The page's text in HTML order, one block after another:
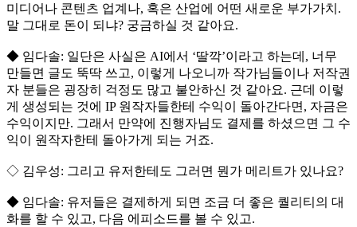
미디어나 콘텐츠 업계나, 혹은 산업에 어떤 새로운 부가가치.
말 그대로 돈이 되냐? 궁금하실 것 같아요.
◆ 임다솔: 일단은 사실은 AI에서 ‘딸깍’이라고 하는데, 너무
만들면 글도 뚝딱 쓰고, 이렇게 나오니까 작가님들이나 저작권
자 분들은 굉장히 걱정도 많고 불안하신 것 같아요. 근데 이렇
게 생성되는 것에 IP 원작자들한테 수익이 돌아간다면, 자금은
수익이지만. 그래서 만약에 진행자님도 결제를 하셨으면 그 수
익이 원작자한테 돌아가게 되는 거죠.
◇ 김우성: 그리고 유저한테도 그러면 뭔가 메리트가 있나요?
◆ 임다솔: 유저들은 결제하게 되면 조금 더 좋은 퀄리티의 대
화를 할 수 있고, 다음 에피소드를 볼 수 있고.